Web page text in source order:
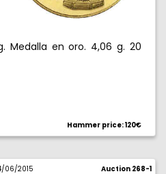
Medalla en oro. 4,06 g. 20
Hammer price: 120€
06/2015 Auction 268-1